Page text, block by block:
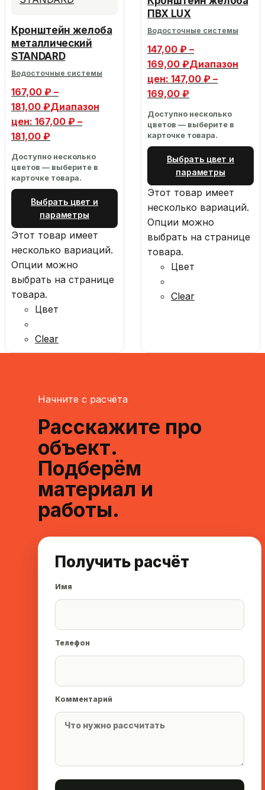
Кронштейн желоба
металлический
STANDARD
Водосточные системы
167,00 ₽ –
181,00 ₽Диапазон
цен: 167,00 ₽ –
181,00 ₽
Доступно несколько
цветов — выберите в
карточке товара.
Выбрать цвет и
параметры
Этот товар имеет
несколько вариаций.
Опции можно
выбрать на странице
товара.
Цвет
Clear
ПВХ LUX
Водосточные системы
147,00 ₽ –
169,00 ₽Диапазон
цен: 147,00 ₽ –
169,00 ₽
Доступно несколько
цветов — выберите в
карточке товара.
Выбрать цвет и
параметры
Этот товар имеет
несколько вариаций.
Опции можно
выбрать на странице
товара.
Цвет
Clear
Начните с расчёта
Расскажите про
объект.
Подберём
материал и
работы.
Получить расчёт
Имя
Телефон
Комментарий